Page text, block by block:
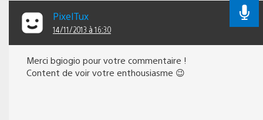
PixelTux
14/11/2013 à 16:30
Merci bgiogio pour votre commentaire !
Content de voir votre enthousiasme 😉